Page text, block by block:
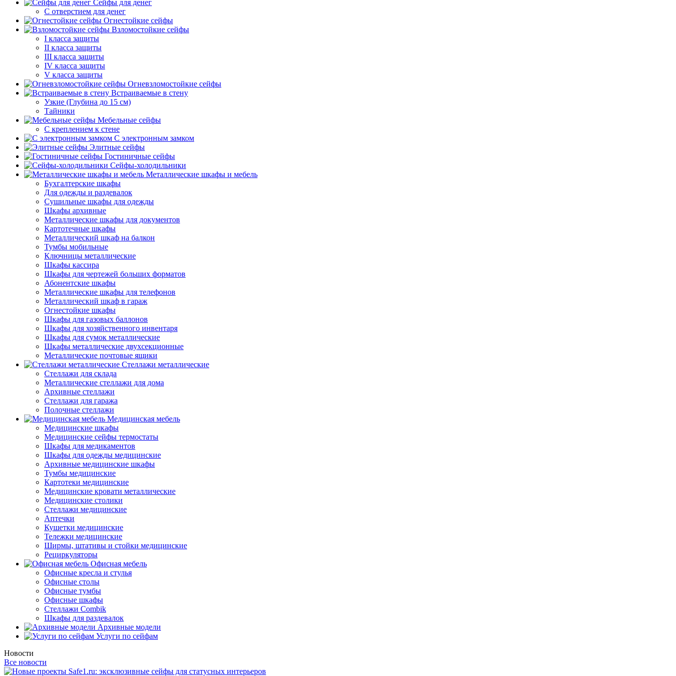
Сейфы для денег
С отверстием для денег
Огнестойкие сейфы
Взломостойкие сейфы
I класса защиты
II класса защиты
III класса защиты
IV класса защиты
V класса защиты
Огневзломостойкие сейфы
Встраиваемые в стену
Узкие (Глубина до 15 см)
Тайники
Мебельные сейфы
С креплением к стене
С электронным замком
Элитные сейфы
Гостиничные сейфы
Сейфы-холодильники
Металлические шкафы и мебель
Бухгалтерские шкафы
Для одежды и раздевалок
Сушильные шкафы для одежды
Шкафы архивные
Металлические шкафы для документов
Картотечные шкафы
Металлический шкаф на балкон
Тумбы мобильные
Ключницы металлические
Шкафы кассира
Шкафы для чертежей больших форматов
Абонентские шкафы
Металлические шкафы для телефонов
Металлический шкаф в гараж
Огнестойкие шкафы
Шкафы для газовых баллонов
Шкафы для хозяйственного инвентаря
Шкафы для сумок металлические
Шкафы металлические двухсекционные
Металлические почтовые ящики
Стеллажи металлические
Стеллажи для склада
Металлические стеллажи для дома
Архивные стеллажи
Стеллажи для гаража
Полочные стеллажи
Медицинская мебель
Медицинские шкафы
Медицинские сейфы термостаты
Шкафы для медикаментов
Шкафы для одежды медицинские
Архивные медицинские шкафы
Тумбы медицинские
Картотеки медицинские
Медицинские кровати металлические
Медицинские столики
Стеллажи медицинские
Аптечки
Кушетки медицинские
Тележки медицинские
Ширмы, штативы и стойки медицинские
Рециркуляторы
Офисная мебель
Офисные кресла и стулья
Офисные столы
Офисные тумбы
Офисные шкафы
Стеллажи Combik
Шкафы для раздевалок
Архивные модели
Услуги по сейфам
Новости
Все новости